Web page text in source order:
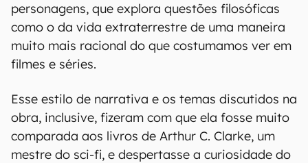
personagens, que explora questões filosóficas
como o da vida extraterrestre de uma maneira
muito mais racional do que costumamos ver em
filmes e séries.
Esse estilo de narrativa e os temas discutidos na
obra, inclusive, fizeram com que ela fosse muito
comparada aos livros de Arthur C. Clarke, um
mestre do sci-fi, e despertasse a curiosidade do